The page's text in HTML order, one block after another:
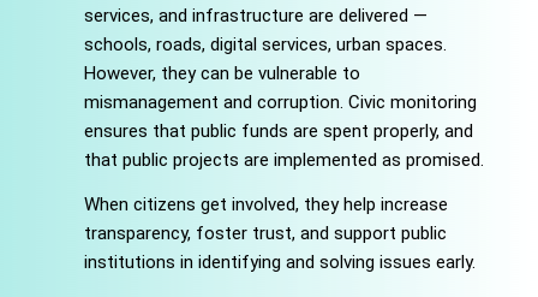
services, and infrastructure are delivered —
schools, roads, digital services, urban spaces.
However, they can be vulnerable to
mismanagement and corruption. Civic monitoring
ensures that public funds are spent properly, and
that public projects are implemented as promised.
When citizens get involved, they help increase
transparency, foster trust, and support public
institutions in identifying and solving issues early.